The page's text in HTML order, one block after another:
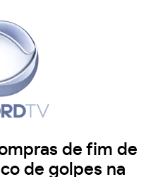
de fim de
de golpes na